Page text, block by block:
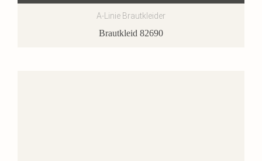
A-Linie Brautkleider
Brautkleid 82690